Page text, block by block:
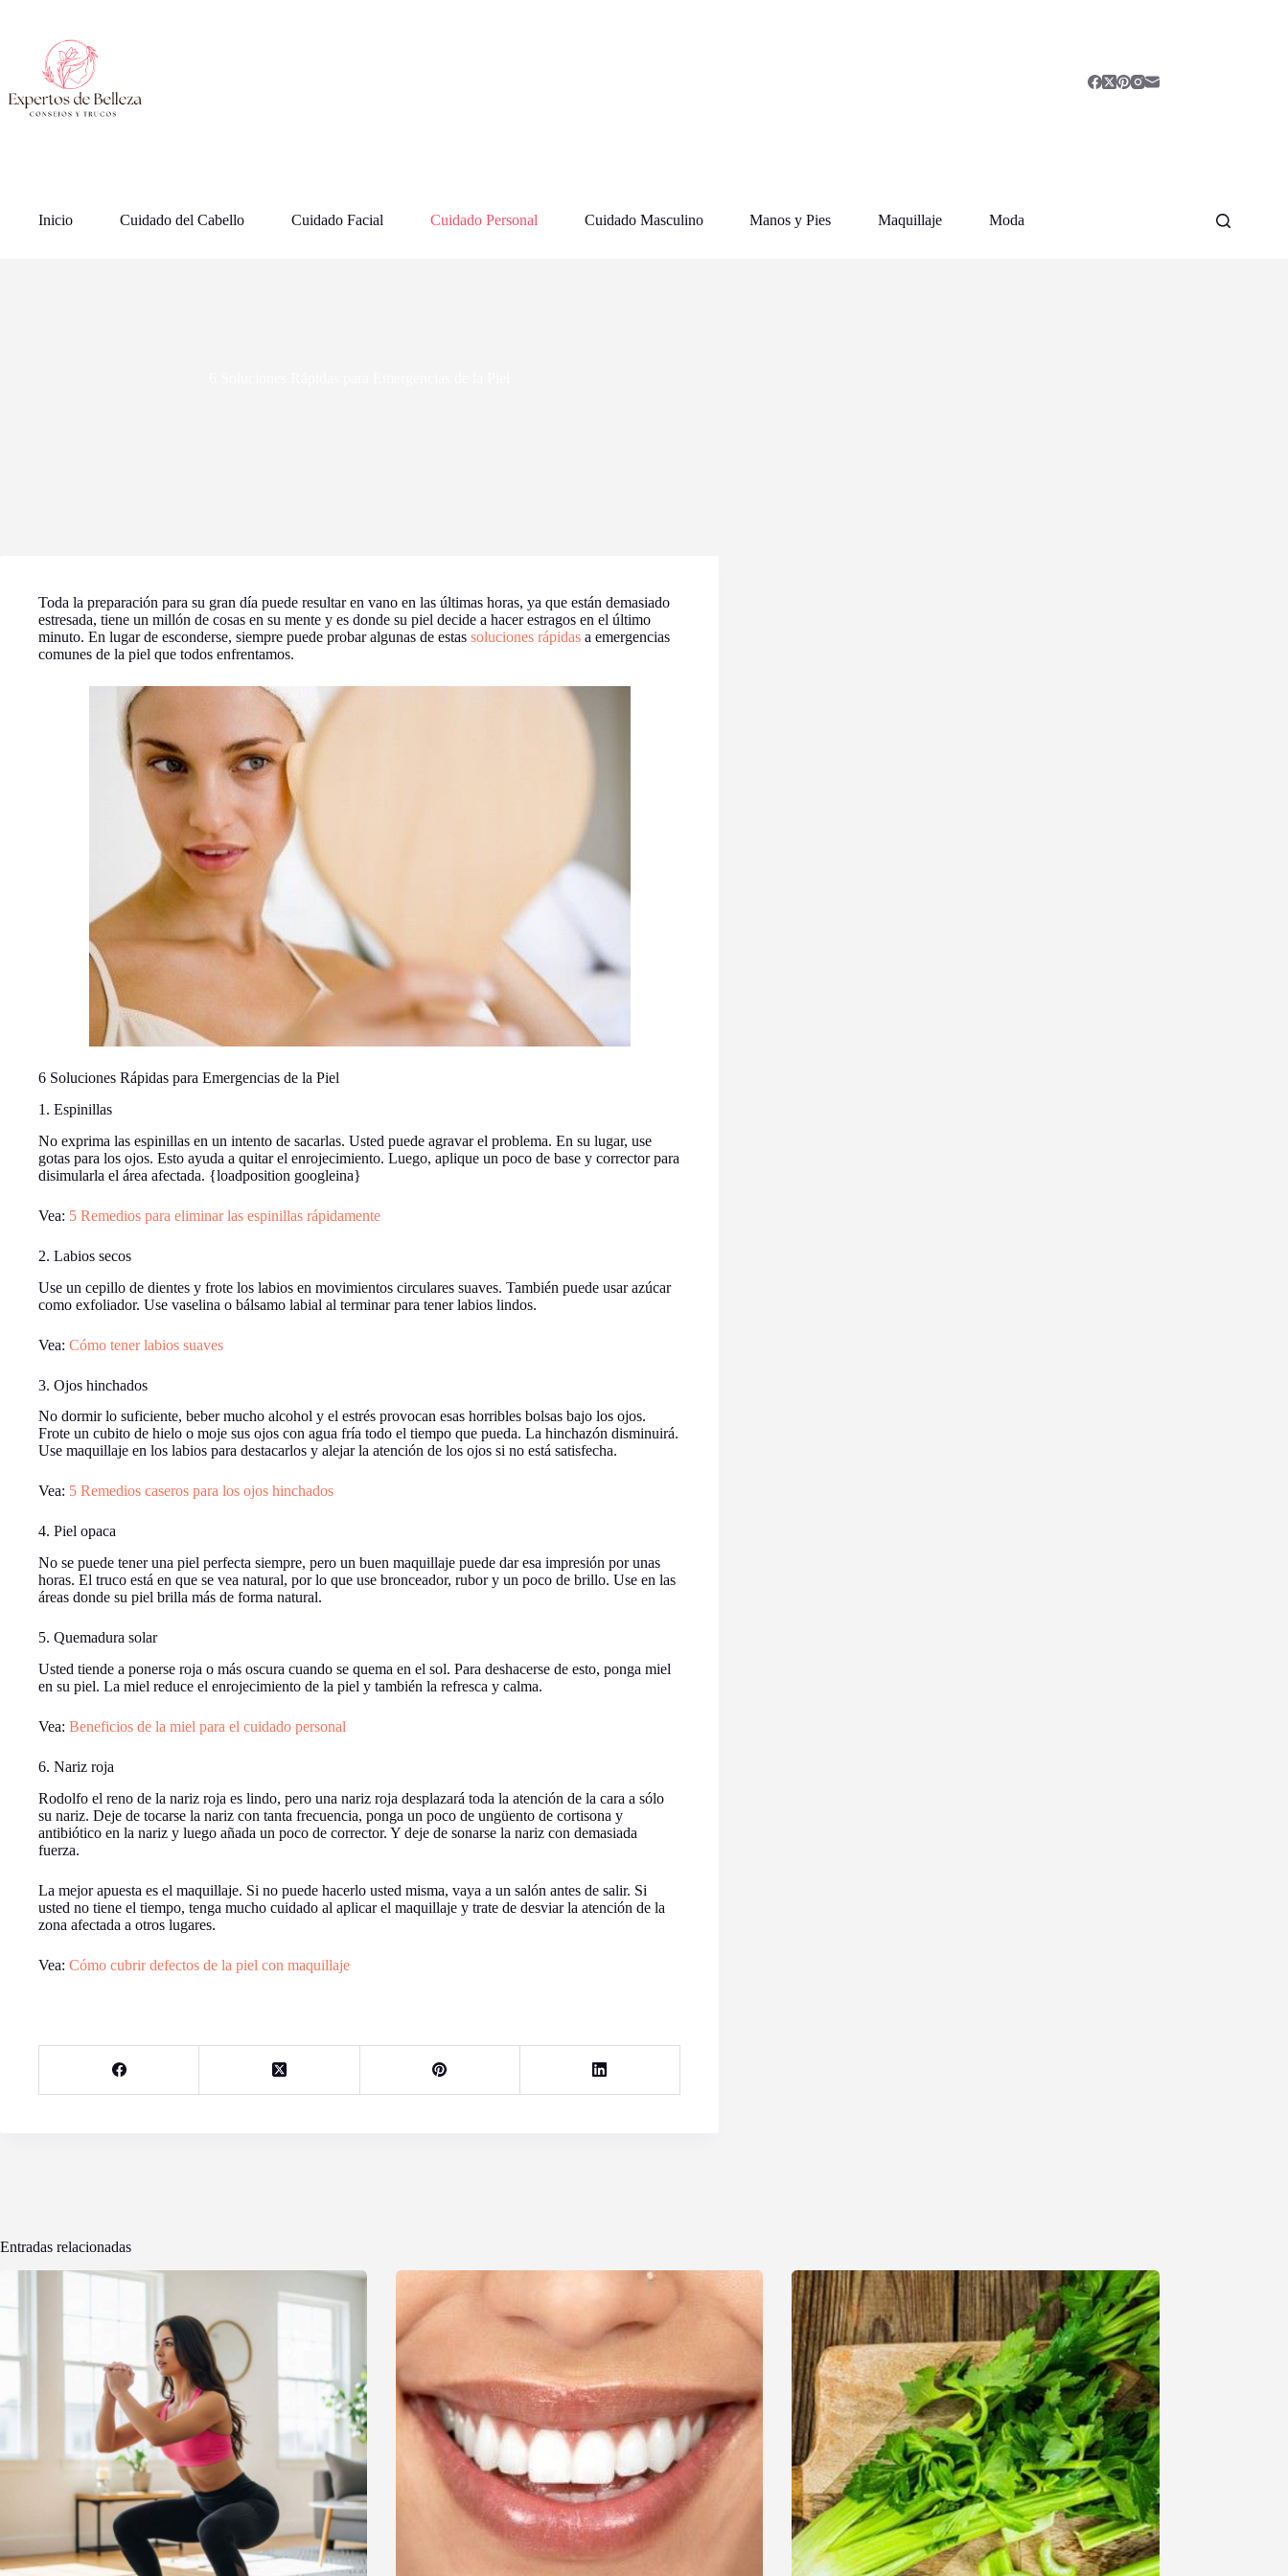
contenido
Inicio Cuidado del Cabello Cuidado Facial Cuidado Personal Cuidado Masculino Manos y Pies Maquillaje Moda
Toda la preparación para su gran día puede resultar en vano en las últimas horas, ya que están demasiado
estresada, tiene un millón de cosas en su mente y es donde su piel decide a hacer estragos en el último
minuto. En lugar de esconderse, siempre puede probar algunas de estas soluciones rápidas a emergencias
comunes de la piel que todos enfrentamos.
6 Soluciones Rápidas para Emergencias de la Piel
1. Espinillas
No exprima las espinillas en un intento de sacarlas. Usted puede agravar el problema. En su lugar, use
gotas para los ojos. Esto ayuda a quitar el enrojecimiento. Luego, aplique un poco de base y corrector para
disimularla el área afectada. {loadposition googleina}
Vea: 5 Remedios para eliminar las espinillas rápidamente
2. Labios secos
Use un cepillo de dientes y frote los labios en movimientos circulares suaves. También puede usar azúcar
como exfoliador. Use vaselina o bálsamo labial al terminar para tener labios lindos.
Vea: Cómo tener labios suaves
3. Ojos hinchados
No dormir lo suficiente, beber mucho alcohol y el estrés provocan esas horribles bolsas bajo los ojos.
Frote un cubito de hielo o moje sus ojos con agua fría todo el tiempo que pueda. La hinchazón disminuirá.
Use maquillaje en los labios para destacarlos y alejar la atención de los ojos si no está satisfecha.
Vea: 5 Remedios caseros para los ojos hinchados
4. Piel opaca
No se puede tener una piel perfecta siempre, pero un buen maquillaje puede dar esa impresión por unas
horas. El truco está en que se vea natural, por lo que use bronceador, rubor y un poco de brillo. Use en las
áreas donde su piel brilla más de forma natural.
5. Quemadura solar
Usted tiende a ponerse roja o más oscura cuando se quema en el sol. Para deshacerse de esto, ponga miel
en su piel. La miel reduce el enrojecimiento de la piel y también la refresca y calma.
Vea: Beneficios de la miel para el cuidado personal
6. Nariz roja
Rodolfo el reno de la nariz roja es lindo, pero una nariz roja desplazará toda la atención de la cara a sólo
su nariz. Deje de tocarse la nariz con tanta frecuencia, ponga un poco de ungüento de cortisona y
antibiótico en la nariz y luego añada un poco de corrector. Y deje de sonarse la nariz con demasiada
fuerza.
La mejor apuesta es el maquillaje. Si no puede hacerlo usted misma, vaya a un salón antes de salir. Si
usted no tiene el tiempo, tenga mucho cuidado al aplicar el maquillaje y trate de desviar la atención de la
zona afectada a otros lugares.
Vea: Cómo cubrir defectos de la piel con maquillaje
Entradas relacionadas